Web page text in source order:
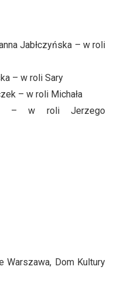
Jabłczyńska – w roli
– w roli Sary
– w roli Michała
– w roli Jerzego
Warszawa, Dom Kultury